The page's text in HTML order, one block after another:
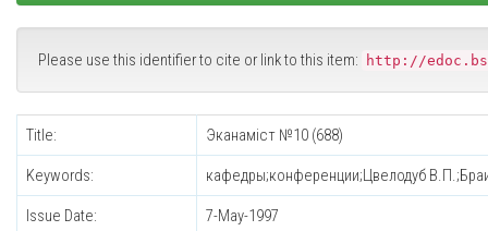
Please use this identifier to cite or link to this item: http://
Title: Эканаміст №10 (688)
Keywords: кафедры;конференции;Цвелодуб
Issue Date: 7-May-1997